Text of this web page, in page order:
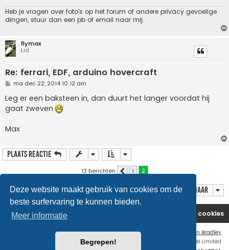
Deze website maakt gebruik van cookies om de
beste surfervaring te kunnen bieden.
Meer informatie
Begrepen!
Heb je vragen over foto's op het forum of andere privacy gevoelige
dingen, stuur dan een pb of email naar mij.
flymax
Lid
Re: ferrari, EDF, arduino hovercraft
B
r
i
c
ma dec 22, 2014 10:12 am
Leg er een baksteen in, dan duurt het langer voordat hij
gaat zweven
Max
Plaats reactie
13 berichten Vorige
1 2
Ga naar
Website Forum Verwijder cookies
Ian Bradley
Powered byphpBB
® Forum Software © phpBB Limited